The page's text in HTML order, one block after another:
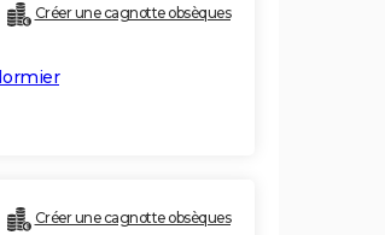
Créer une cagnotte obsèques
Créer une cagnotte obsèques